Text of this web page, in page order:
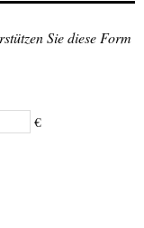
Sie diese Form
€